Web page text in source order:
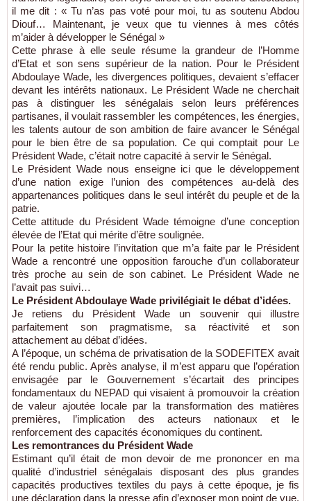
il me dit : « Tu n’as pas voté pour moi, tu as soutenu Abdou
Diouf… Maintenant, je veux que tu viennes à mes côtés
m’aider à développer le Sénégal »
Cette phrase à elle seule résume la grandeur de l’Homme
d’Etat et son sens supérieur de la nation. Pour le Président
Abdoulaye Wade, les divergences politiques, devaient s’effacer
devant les intérêts nationaux. Le Président Wade ne cherchait
pas à distinguer les sénégalais selon leurs préférences
partisanes, il voulait rassembler les compétences, les énergies,
les talents autour de son ambition de faire avancer le Sénégal
pour le bien être de sa population. Ce qui comptait pour Le
Président Wade, c’était notre capacité à servir le Sénégal.
Le Président Wade nous enseigne ici que le développement
d’une nation exige l’union des compétences au-delà des
appartenances politiques dans le seul intérêt du peuple et de la
patrie.
Cette attitude du Président Wade témoigne d’une conception
élevée de l’Etat qui mérite d’être soulignée.
Pour la petite histoire l’invitation que m’a faite par le Président
Wade a rencontré une opposition farouche d’un collaborateur
très proche au sein de son cabinet. Le Président Wade ne
l’avait pas suivi…
Le Président Abdoulaye Wade privilégiait le débat d’idées.
Je retiens du Président Wade un souvenir qui illustre
parfaitement son pragmatisme, sa réactivité et son
attachement au débat d’idées.
A l’époque, un schéma de privatisation de la SODEFITEX avait
été rendu public. Après analyse, il m’est apparu que l’opération
envisagée par le Gouvernement s’écartait des principes
fondamentaux du NEPAD qui visaient à promouvoir la création
de valeur ajoutée locale par la transformation des matières
premières, l’implication des acteurs nationaux et le
renforcement des capacités économiques du continent.
Les remontrances du Président Wade
Estimant qu’il était de mon devoir de me prononcer en ma
qualité d’industriel sénégalais disposant des plus grandes
capacités productives textiles du pays à cette époque, je fis
une déclaration dans la presse afin d’exposer mon point de vue.